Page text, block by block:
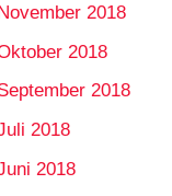
2018
2018
2018
2018
2018